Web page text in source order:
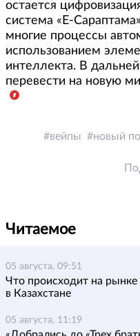
остается
система «Е-
многие процессы
использованием
интеллекта. В
перевести на новую
вейпы новый
Читаемое
05 августа, 09:51
Что происходит на рынке
в Казахстане
05 августа, 11:19